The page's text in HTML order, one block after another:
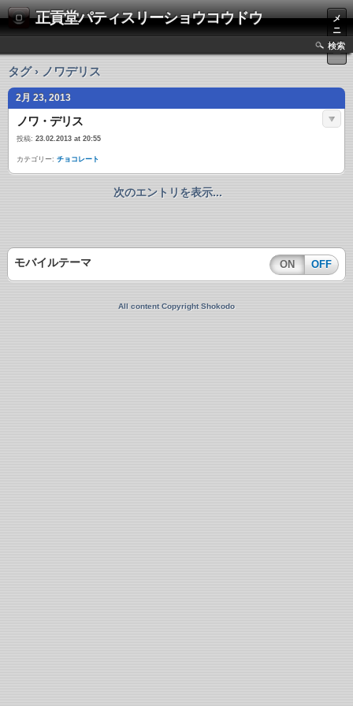
正貢堂パティスリーショウコウドウ
メ
ニ
ュ
ー
検索
タグ › ノワデリス
2月 23, 2013
ノワ・デリス
投稿: 23.02.2013 at 20:55
カテゴリー: チョコレート
次のエントリを表示...
モバイルテーマ ON OFF
All content Copyright Shokodo